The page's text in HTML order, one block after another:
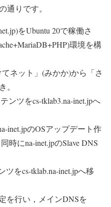
通りです。
をUbuntu 20で稼働さ
環境を構
ネット」(みかか)から「さ
。
ンツをcs-tklab3.na-inet.jpへ
inet.jpのOSアップデート作
時にna-inet.jpのSlave DNS
ツをcs-tklab.na-inet.jpへ移
を行い，メインDNSを